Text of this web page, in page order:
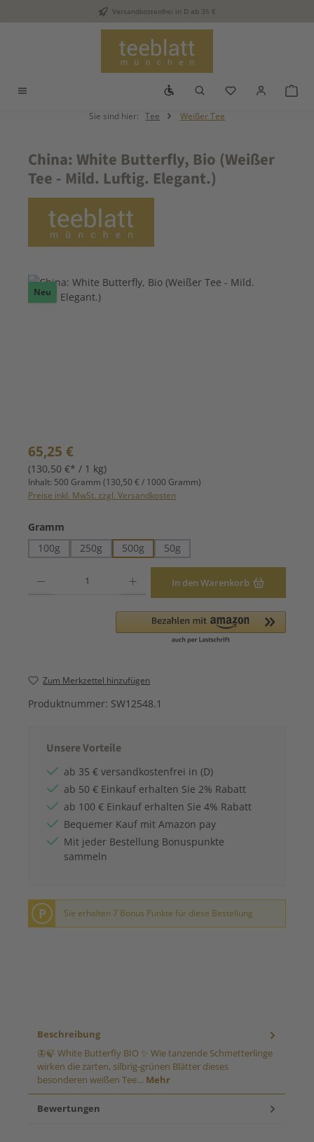
Zum Hauptinhalt springenVersandkostenfrei in D ab 35 €
Werkzeugleiste anzeigen
Du hast 0
Sie sind hier: Tee Weißer Tee
China: White Butterfly, Bio (Weißer
Tee - Mild. Luftig. Elegant.)
Bildergalerie überspringen
Neu
Regulärer Preis:
65,25 €
(130,50 €* / 1 kg)
Inhalt: 500 Gramm (130,50 € / 1000 Gramm)
Preise inkl. MwSt. zzgl. Versandkosten
Gramm
100g
250g 500g 50g
In den Warenkorb
Zum Merkzettel hinzufügen
Produktnummer: SW12548.1
Unsere Vorteile
ab 35 € versandkostenfrei in (D)
ab 50 € Einkauf erhalten Sie 2% Rabatt
ab 100 € Einkauf erhalten Sie 4% Rabatt
Bequemer Kauf mit Amazon pay
Mit jeder Bestellung Bonuspunkte
sammeln
P Sie erhalten 7 Bonus Punkte für diese Bestellung
Beschreibung
🦋🍃 White Butterfly BIO ✨ Wie tanzende Schmetterlinge
wirken die zarten, silbrig-grünen Blätter dieses
besonderen weißen Tee… Mehr
Bewertungen